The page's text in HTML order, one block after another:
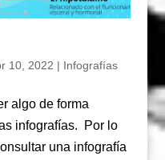
10, 2022 | Infografías
algo de forma
infografías. Por lo
una infografía